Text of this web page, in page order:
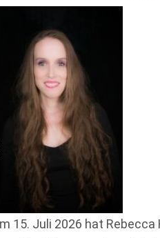
15. Juli 2026 hat